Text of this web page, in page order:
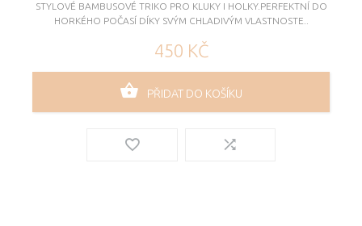
STYLOVÉ BAMBUSOVÉ TRIKO PRO KLUKY I HOLKY.PERFEKTNÍ DO
HORKÉHO POČASÍ DÍKY SVÝM CHLADIVÝM VLASTNOSTE..
450 KČ
PŘIDAT DO KOŠÍKU